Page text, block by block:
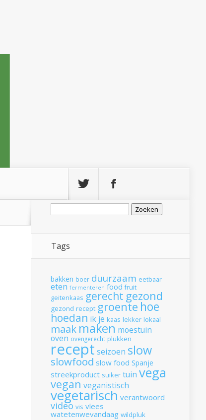
Zoeken
Tags
bakken boer duurzaam eetbaar
eten fermenteren food fruit
geitenkaas gerecht gezond
gezond recept groente hoe
hoedan ik je kaas lekker lokaal
maak maken moestuin
oven ovengerecht plukken
recept seizoen slow
slowfood slow food Spanje
streekproduct suiker tuin vega
vegan veganistisch
vegetarisch verantwoord
video vis vlees
watetenwevandaag wildpluk